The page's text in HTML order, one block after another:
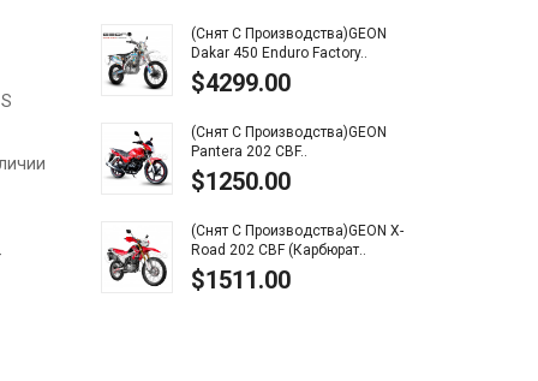
(Снят С Производства)GEON
Dakar 450 Enduro Factory..
$4299.00
(Снят С Производства)GEON
Pantera 202 CBF..
$1250.00
(Снят С Производства)GEON X-
Road 202 CBF (карбюрат..
$1511.00